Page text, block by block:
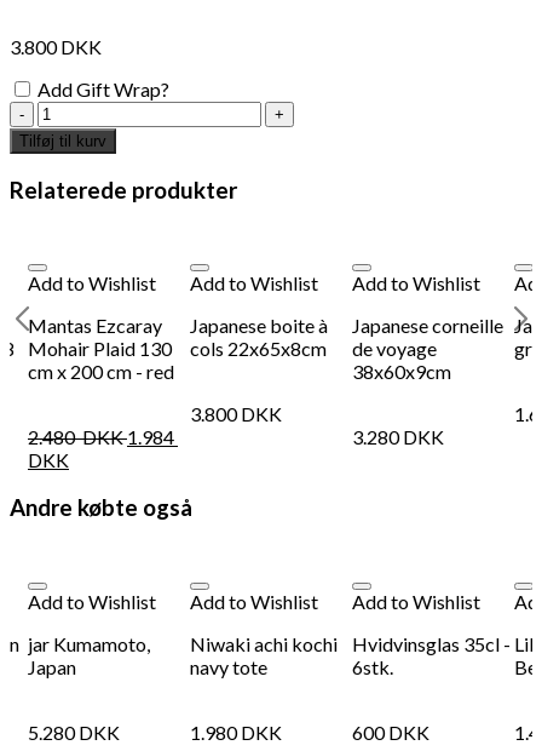
3.800DKK
Add Gift Wrap?
jar
-
Onta,
Japan
antal
Tilføj til kurv
Relaterede produkter
Add to Wishlist
Mantas Ezcaray
Mohair Plaid 130
cm x 200 cm - red
2.480DKK 1.984
DKK
Add to Wishlist
Japanese boite à
cols 22x65x8cm
3.800DKK
Add to Wishlist
Japanese corneille
de voyage
38x60x9cm
3.280DKK
Andre købte også
Add to Wishlist
jar Kumamoto,
Japan
5.280DKK
Add to Wishlist
Niwaki achi kochi
navy tote
1.980DKK
Add to Wishlist
Hvidvinsglas 35cl -
6stk.
600DKK